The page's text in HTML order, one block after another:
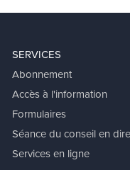
SERVICES
Abonnement
Accès à l'information
Formulaires
Séance du conseil en
Services en ligne